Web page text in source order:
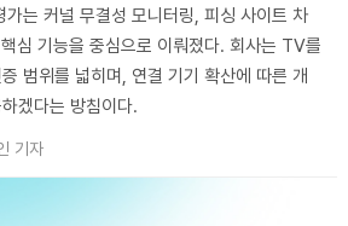
가는 커널 무결성 모니터링, 피싱 사이트 차
심 기능을 중심으로 이뤄졌다. 회사는 TV를
범위를 넓히며, 연결 기기 확산에 따른 개
겠다는 방침이다.
기자